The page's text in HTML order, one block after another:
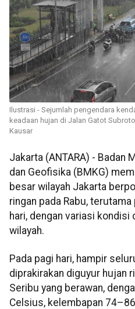
Ilustrasi - Sejumlah pengendara
keadaan hujan di Jalan Gatot
Kausar
Jakarta (ANTARA) - Badan
dan Geofisika (BMKG)
besar wilayah Jakarta
ringan pada Rabu,
hari, dengan variasi
wilayah.
Pada pagi hari, hampir
diprakirakan diguyur hujan
Seribu yang berawan,
Celsius, kelembapan